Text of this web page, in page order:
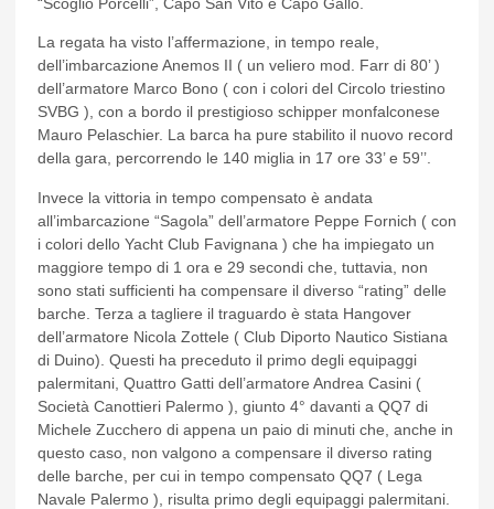
La regata ha visto l’affermazione, in tempo reale,
dell’imbarcazione Anemos II ( un veliero mod. Farr di 80’ )
dell’armatore Marco Bono ( con i colori del Circolo triestino
SVBG ), con a bordo il prestigioso schipper monfalconese
Mauro Pelaschier. La barca ha pure stabilito il nuovo record
della gara, percorrendo le 140 miglia in 17 ore 33’ e 59’’.
Invece la vittoria in tempo compensato è andata
all’imbarcazione “Sagola” dell’armatore Peppe Fornich ( con
i colori dello Yacht Club Favignana ) che ha impiegato un
maggiore tempo di 1 ora e 29 secondi che, tuttavia, non
sono stati sufficienti ha compensare il diverso “rating” delle
barche. Terza a tagliere il traguardo è stata Hangover
dell’armatore Nicola Zottele ( Club Diporto Nautico Sistiana
di Duino). Questi ha preceduto il primo degli equipaggi
palermitani, Quattro Gatti dell’armatore Andrea Casini (
Società Canottieri Palermo ), giunto 4° davanti a QQ7 di
Michele Zucchero di appena un paio di minuti che, anche in
questo caso, non valgono a compensare il diverso rating
delle barche, per cui in tempo compensato QQ7 ( Lega
Navale Palermo ), risulta primo degli equipaggi palermitani.